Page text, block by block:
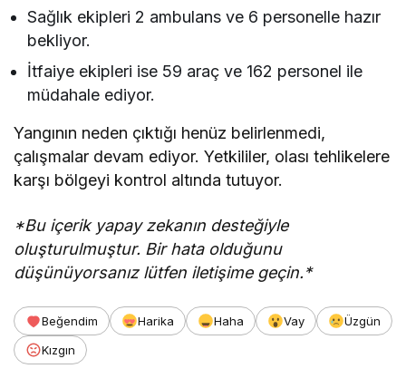
Sağlık ekipleri 2 ambulans ve 6 personelle hazır
bekliyor.
İtfaiye ekipleri ise 59 araç ve 162 personel ile
müdahale ediyor.
Yangının neden çıktığı henüz belirlenmedi,
çalışmalar devam ediyor. Yetkililer, olası tehlikelere
karşı bölgeyi kontrol altında tutuyor.
*Bu içerik yapay zekanın desteğiyle
oluşturulmuştur. Bir hata olduğunu
düşünüyorsanız lütfen iletişime geçin.*
Beğendim Harika Haha Vay
Üzgün
Kızgın